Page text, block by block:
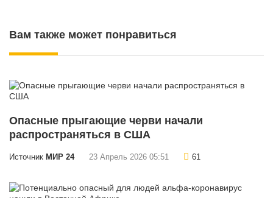
Вам также может понравиться
Опасные прыгающие черви начали
распространяться в США
Источник МИР 24 23 Апрель 2026 05:51 61